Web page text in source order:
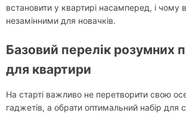
встановити у квартирі насамперед, і чому
незамінними для новачків.
Базовий перелік розумних
для квартири
На старті важливо не перетворити свою
гаджетів, а обрати оптимальний набір для